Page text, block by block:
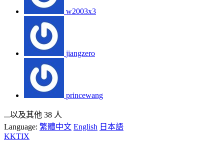
w2003x3
jiangzero
princewang
...以及其他 38 人
Language: 繁體中文 English 日本語
KKTIX